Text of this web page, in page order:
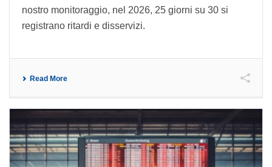
nostro monitoraggio, nel 2026, 25 giorni su 30 si
registrano ritardi e disservizi.
Read More